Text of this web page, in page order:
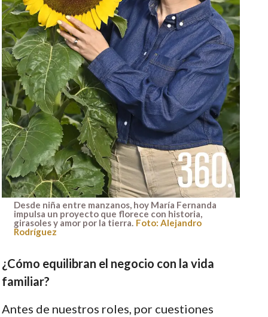
Desde niña entre manzanos, hoy María Fernanda
impulsa un proyecto que florece con historia,
girasoles y amor por la tierra. Foto: Alejandro
Rodríguez
¿Cómo equilibran el negocio con la vida
familiar?
Antes de nuestros roles, por cuestiones